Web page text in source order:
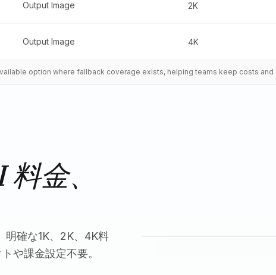
金、
明確な1K、2K、4K料
や課金設定不要。
Output Image 2K
Output Image 4K
option where fallback coverage exists, helping teams keep costs